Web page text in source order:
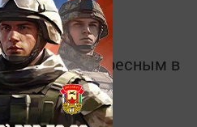
и интересным в